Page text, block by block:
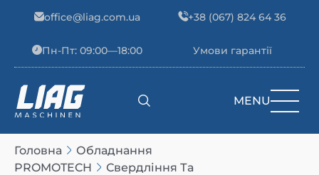
office@liag.com.ua +38 (067) 824 64 36
Пн-Пт: 09:00—18:00 Умови гарантії
Main Navigation MENU
Головна
Обладнання
PROMOTECH
Свердління Та